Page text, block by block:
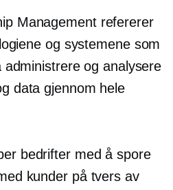
Management refererer
og systemene som
og analysere
data gjennom hele
bedrifter med å spore
kunder på tvers av